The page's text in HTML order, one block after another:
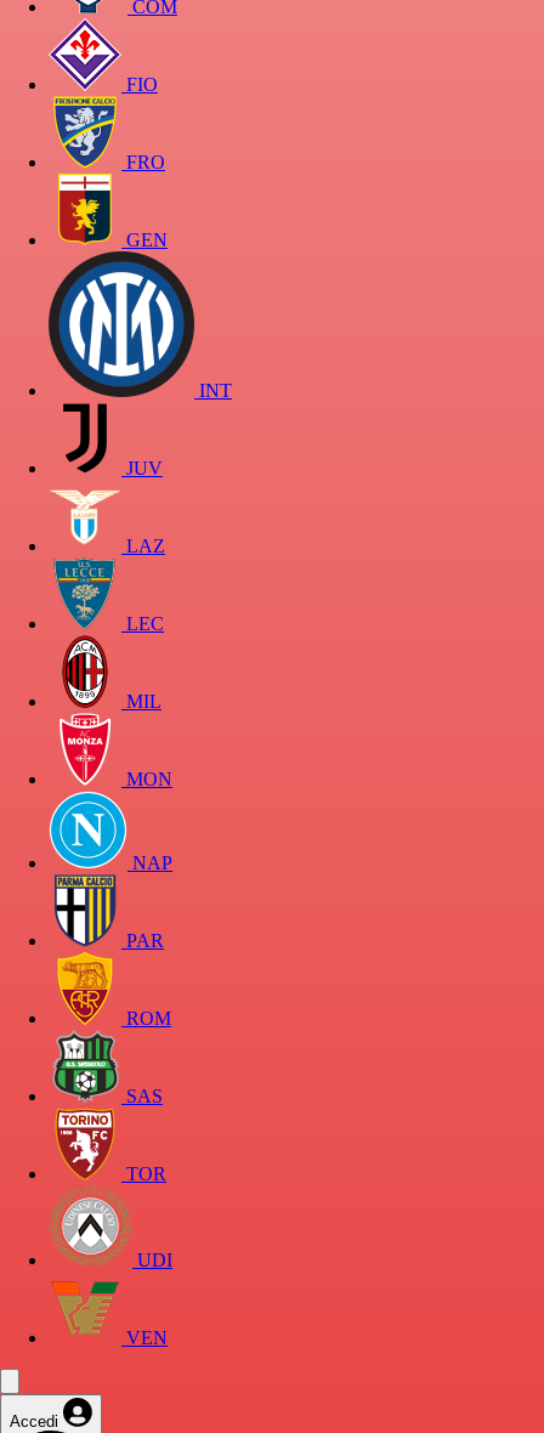
COM
FIO
FRO
GEN
INT
JUV
LAZ
LEC
MIL
MON
NAP
PAR
ROM
SAS
TOR
UDI
VEN
Accedi